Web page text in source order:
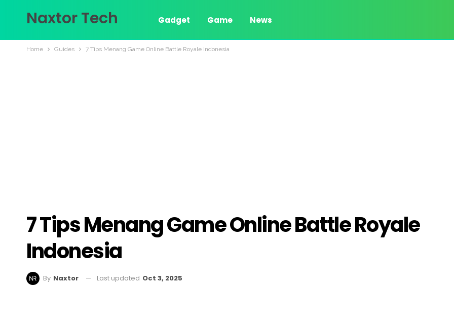
Naxtor Tech Gadget Game News
Home Guides 7 Tips Menang Game Online Battle Royale Indonesia
7 Tips Menang Game Online Battle Royale
Indonesia
By Naxtor Last updated Oct 3, 2025